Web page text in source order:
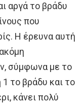
αργά το βράδυ
που
Η έρευνα αυτή
σύμφωνα με το
το βράδυ και το
κάνει πολύ